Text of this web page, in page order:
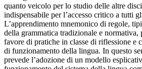
quanto veicolo per lo studio delle altre
indispensabile per l’accesso critico a tutti
L’apprendimento mnemonico di regole,
della grammatica tradizionale e normativa,
favore di pratiche in classe di riflessione e
di funzionamento della lingua. In questo
prevede l’adozione di un modello